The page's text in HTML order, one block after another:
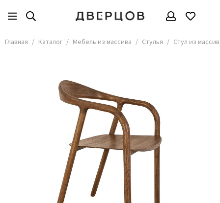
Мебель из массива
Все товары
Главная Каталог Мебель из массива Стулья Стул из